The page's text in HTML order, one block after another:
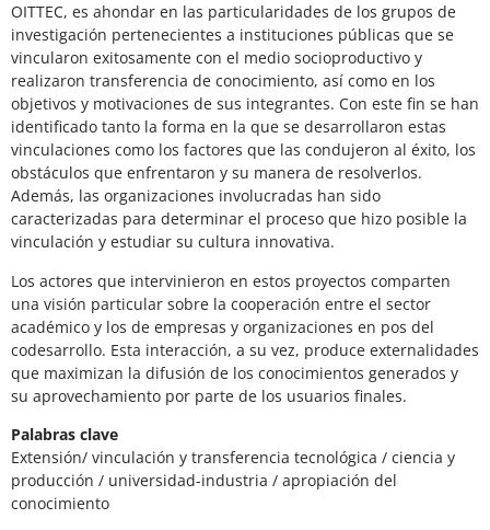
OITTEC, es ahondar en las particularidades de los grupos de
investigación pertenecientes a instituciones públicas que se
vincularon exitosamente con el medio socioproductivo y
realizaron transferencia de conocimiento, así como en los
objetivos y motivaciones de sus integrantes. Con este fin se han
identificado tanto la forma en la que se desarrollaron estas
vinculaciones como los factores que las condujeron al éxito, los
obstáculos que enfrentaron y su manera de resolverlos.
Además, las organizaciones involucradas han sido
caracterizadas para determinar el proceso que hizo posible la
vinculación y estudiar su cultura innovativa.
Los actores que intervinieron en estos proyectos comparten
una visión particular sobre la cooperación entre el sector
académico y los de empresas y organizaciones en pos del
codesarrollo. Esta interacción, a su vez, produce externalidades
que maximizan la difusión de los conocimientos generados y
su aprovechamiento por parte de los usuarios finales.
Palabras clave
Extensión/ vinculación y transferencia tecnológica / ciencia y
producción / universidad-industria / apropiación del
conocimiento